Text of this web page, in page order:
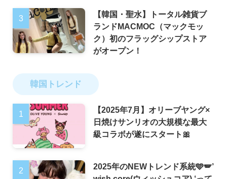
【韓国・聖水】トータル雑貨ブ
ランドMACMOC（マックモッ
ク）初のフラッグシップストア
がオープン！
韓国トレンド
【2025年7月】オリーブヤング×
日焼けサンリオの大規模な最大
級コラボが遂にスタート🎀
2025年のNEWトレンド系統🩵🪽’